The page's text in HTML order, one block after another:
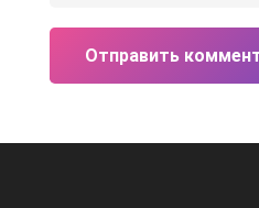
Отправить